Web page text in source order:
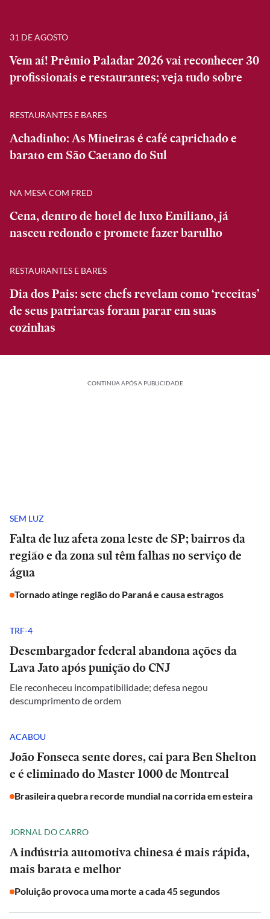
31 DE AGOSTO
Vem aí! Prêmio Paladar 2026 vai reconhecer 30
profissionais e restaurantes; veja tudo sobre
RESTAURANTES E BARES
Achadinho: As Mineiras é café caprichado e
barato em São Caetano do Sul
NA MESA COM FRED
Cena, dentro de hotel de luxo Emiliano, já
nasceu redondo e promete fazer barulho
RESTAURANTES E BARES
Dia dos Pais: sete chefs revelam como ‘receitas’
de seus patriarcas foram parar em suas
cozinhas
CONTINUA APÓS A PUBLICIDADE
SEM LUZ
Falta de luz afeta zona leste de SP; bairros da
região e da zona sul têm falhas no serviço de
água
Tornado atinge região do Paraná e causa estragos
TRF-4
Desembargador federal abandona ações da
Lava Jato após punição do CNJ
Ele reconheceu incompatibilidade; defesa negou
descumprimento de ordem
ACABOU
João Fonseca sente dores, cai para Ben Shelton
e é eliminado do Master 1000 de Montreal
Brasileira quebra recorde mundial na corrida em esteira
JORNAL DO CARRO
A indústria automotiva chinesa é mais rápida,
mais barata e melhor
Poluição provoca uma morte a cada 45 segundos